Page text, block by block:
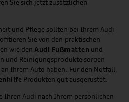
Sie sich jetzt zusätzlichen
und Pflege sollten bei Ihrem Audi
Sie von den praktischen
wie den Audi Fußmatten und
und Reinigungsprodukte sorgen
Ihrem Auto haben. Für den Notfall
Produkten gut ausgerüstet.
Ihren Audi nach Ihrem persönlichen